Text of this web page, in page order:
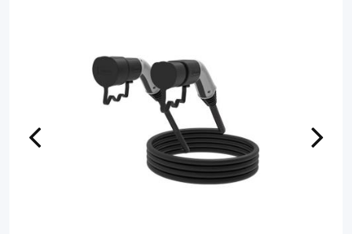
Previous Next